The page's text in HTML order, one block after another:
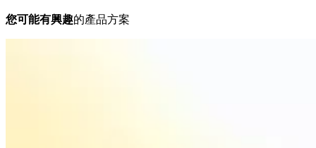
您可能有興趣的產品方案